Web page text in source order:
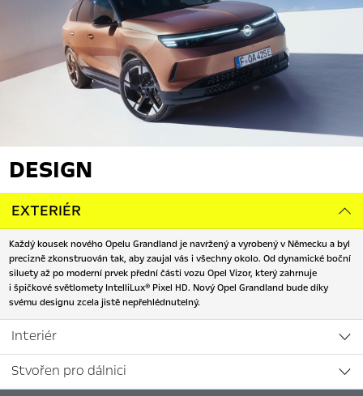
DESIGN
EXTERIÉR
Každý kousek nového Opelu Grandland je navržený a vyrobený v Německu a byl
precizně zkonstruován tak, aby zaujal vás i všechny okolo. Od dynamické boční
siluety až po moderní prvek přední části vozu Opel Vizor, který zahrnuje
i špičkové světlomety IntelliLux® Pixel HD. Nový Opel Grandland bude díky
svému designu zcela jistě nepřehlédnutelný.
Interiér
Stvořen pro dálnici